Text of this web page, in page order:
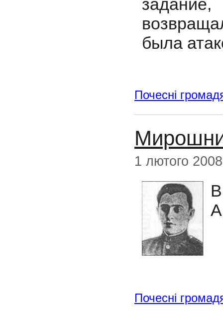
была
Почесні
1 лютого 2008
Почесні